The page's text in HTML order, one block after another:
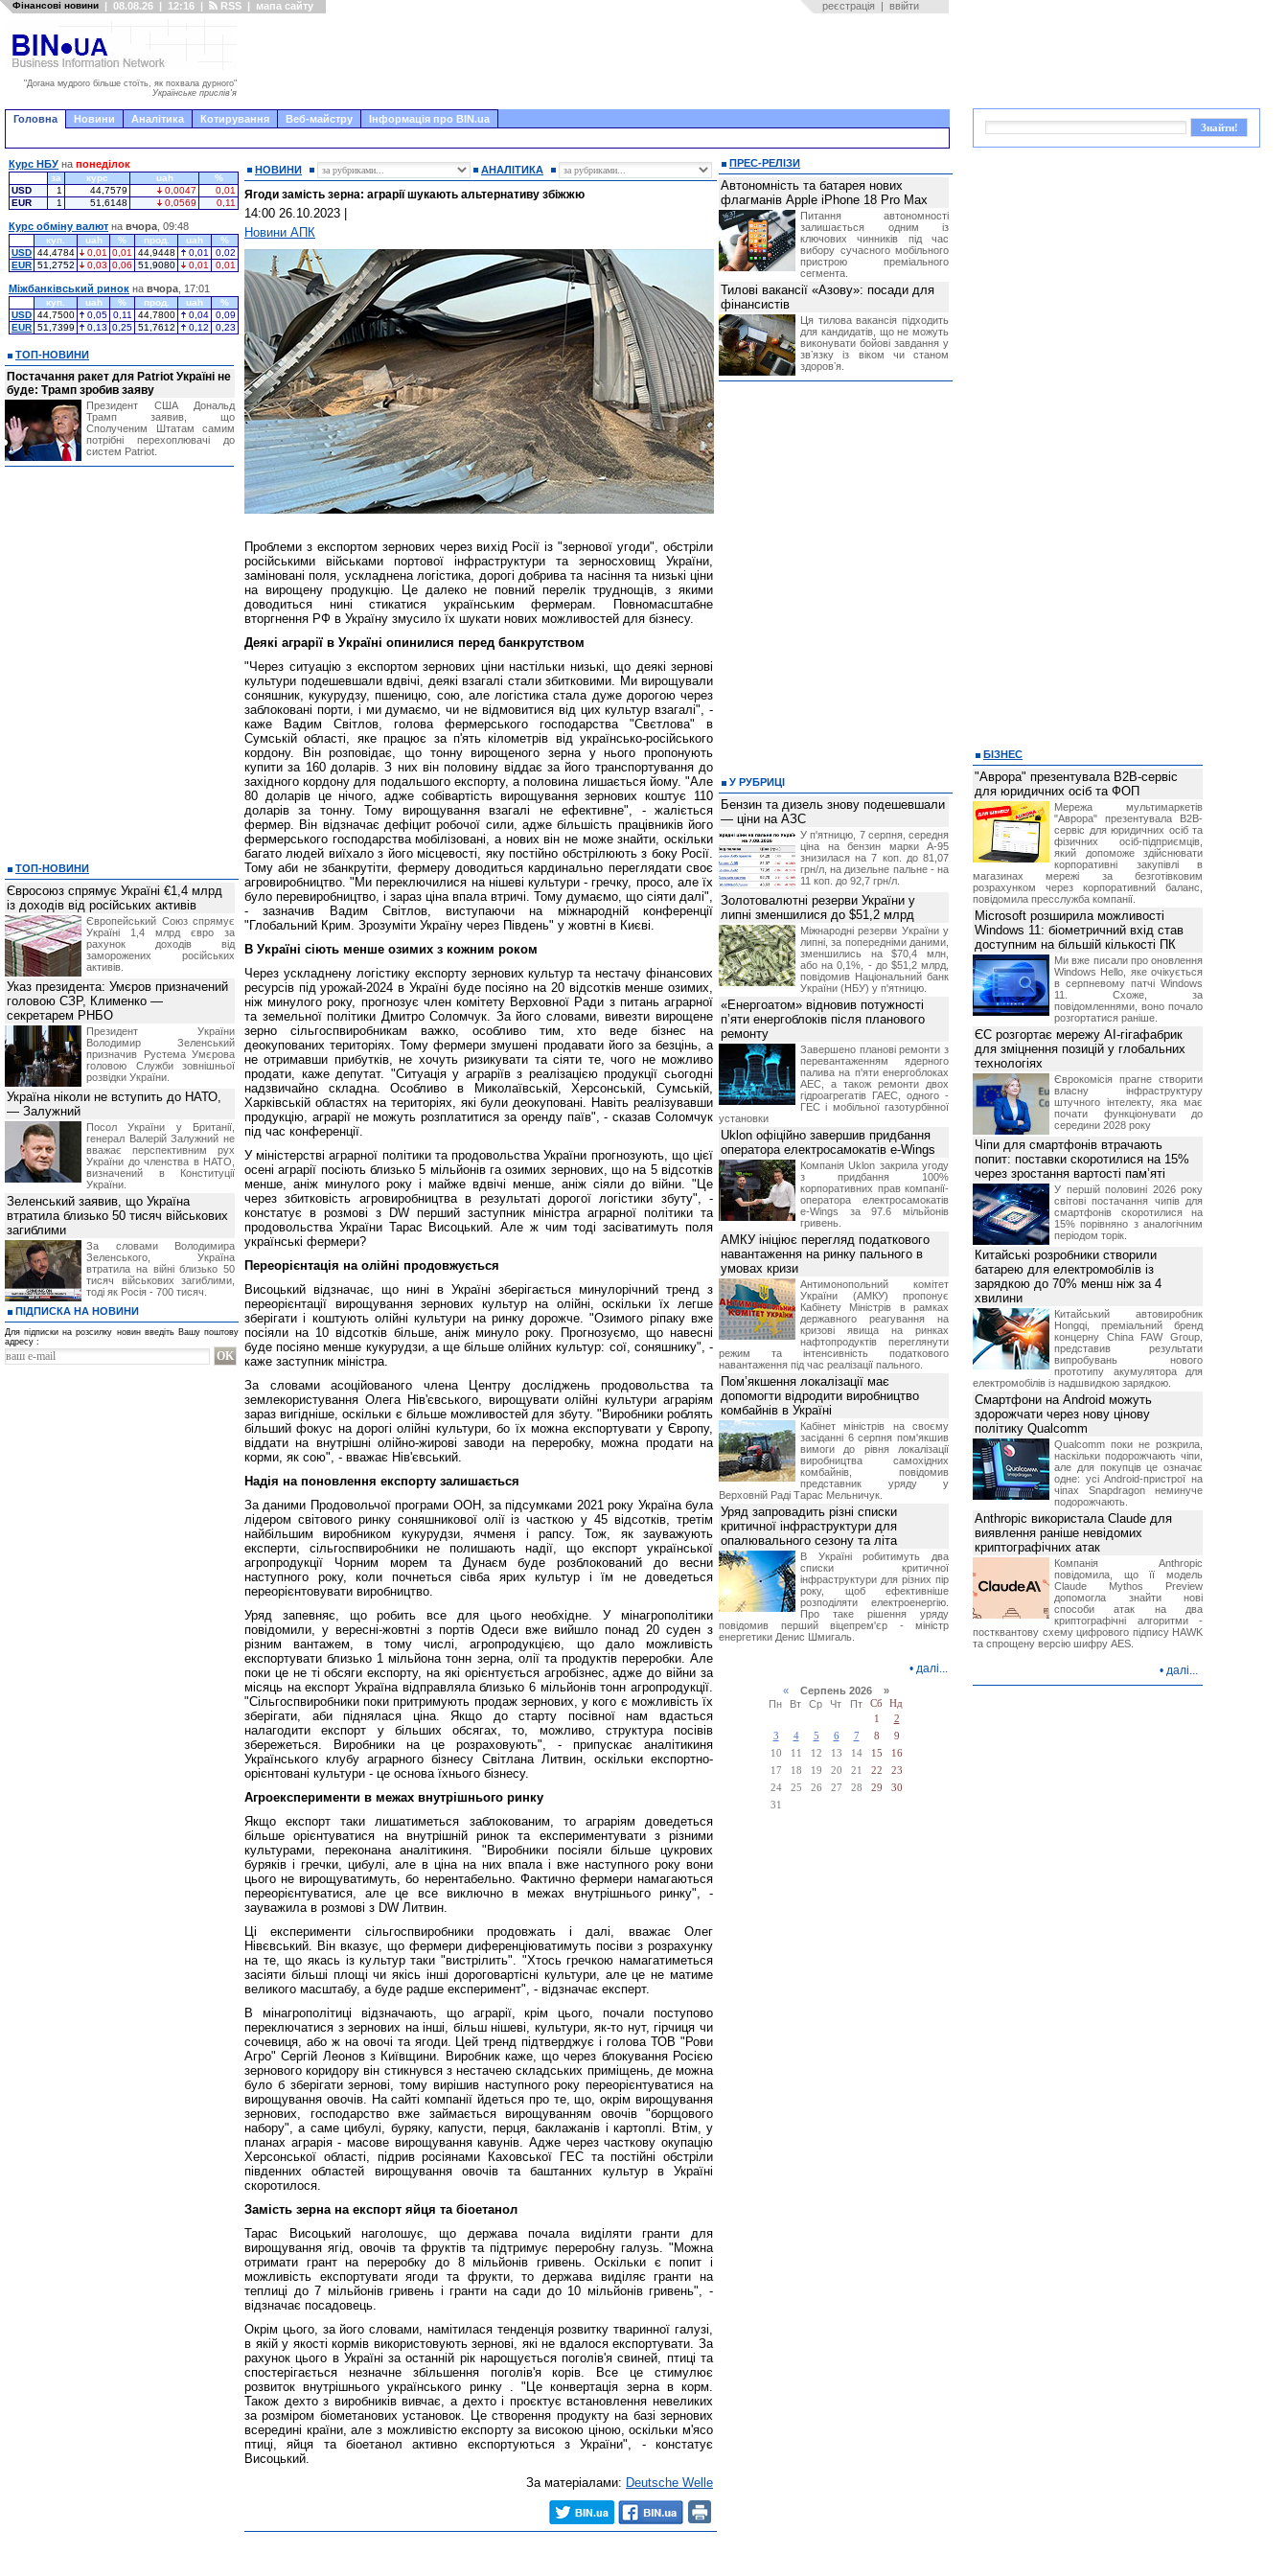
Фінансові новини | 08.08.26 | 12:16 | RSS | мапа сайту реєстрація | ввійти
"Догана мудрого більше стоїть, як похвала дурного"
Українське прислів'я
Головна Новини Аналітика Котирування Веб-майстру Інформація про BIN.ua
НОВИНИ АНАЛІТИКА
Ягоди замість зерна: аграрії шукають альтернативу збіжжю
14:00 26.10.2023
Новини АПК
Проблеми з експортом зернових через вихід Росії із "зернової угоди", обстріли
російськими військами портової інфраструктури та зерносховищ України,
заміновані поля, ускладнена логістика, дорогі добрива та насіння та низькі ціни
на вирощену продукцію. Це далеко не повний перелік труднощів, з якими
доводиться нині стикатися українським фермерам. Повномасштабне
вторгнення РФ в Україну змусило їх шукати нових можливостей для бізнесу.
Деякі аграрії в Україні опинилися перед банкрутством
"Через ситуацію з експортом зернових ціни настільки низькі, що деякі зернові
культури подешевшали вдвічі, деякі взагалі стали збитковими. Ми вирощували
соняшник, кукурудзу, пшеницю, сою, але логістика стала дуже дорогою через
заблоковані порти, і ми думаємо, чи не відмовитися від цих культур взагалі", -
каже Вадим Світлов, голова фермерського господарства "Свєтлова" в
Сумській області, яке працює за п'ять кілометрів від українсько-російського
кордону. Він розповідає, що тонну вирощеного зерна у нього пропонують
купити за 160 доларів. З них він половину віддає за його транспортування до
західного кордону для подальшого експорту, а половина лишається йому. "Але
80 доларів це нічого, адже собівартість вирощування зернових коштує 110
доларів за тонну. Тому вирощування взагалі не ефективне", - жаліється
фермер. Він відзначає дефіцит робочої сили, адже більшість працівників його
фермерського господарства мобілізовані, а нових він не може знайти, оскільки
багато людей виїхало з його місцевості, яку постійно обстрілюють з боку Росії.
Тому аби не збанкрутіти, фермеру доводиться кардинально переглядати своє
агровиробництво. "Ми переключилися на нішеві культури - гречку, просо, але їх
було перевиробництво, і зараз ціна впала втричі. Тому думаємо, що сіяти далі",
- зазначив Вадим Світлов, виступаючи на міжнародній конференції
"Глобальний Крим. Зрозуміти Україну через Південь" у жовтні в Києві.
В Україні сіють менше озимих з кожним роком
Через ускладнену логістику експорту зернових культур та нестачу фінансових
ресурсів під урожай-2024 в Україні буде посіяно на 20 відсотків менше озимих,
ніж минулого року, прогнозує член комітету Верховної Ради з питань аграрної
та земельної політики Дмитро Соломчук. За його словами, вивезти вирощене
зерно сільгоспвиробникам важко, особливо тим, хто веде бізнес на
деокупованих територіях. Тому фермери змушені продавати його за безцінь, а
не отримавши прибутків, не хочуть ризикувати та сіяти те, чого не можливо
продати, каже депутат. "Ситуація у аграріїв з реалізацією продукції сьогодні
надзвичайно складна. Особливо в Миколаївській, Херсонській, Сумській,
Харківській областях на територіях, які були деокуповані. Навіть реалізувавши
продукцію, аграрії не можуть розплатитися за оренду паїв", - сказав Соломчук
під час конференції.
У міністерстві аграрної політики та продовольства України прогнозують, що цієї
осені аграрії посіють близько 5 мільйонів га озимих зернових, що на 5 відсотків
менше, аніж минулого року і майже вдвічі менше, аніж сіяли до війни. "Це
через збитковість агровиробництва в результаті дорогої логістики збуту", -
констатує в розмові з DW перший заступник міністра аграрної політики та
продовольства України Тарас Висоцький. Але ж чим тоді засіватимуть поля
українські фермери?
Переорієнтація на олійні продовжується
Висоцький відзначає, що нині в Україні зберігається минулорічний тренд з
переорієнтації вирощування зернових культур на олійні, оскільки їх легше
зберігати і коштують олійні культури на ринку дорожче. "Озимого ріпаку вже
посіяли на 10 відсотків більше, аніж минуло року. Прогнозуємо, що навесні
буде посіяно менше кукурудзи, а ще більше олійних культур: сої, соняшнику", -
каже заступник міністра.
За словами асоційованого члена Центру досліджень продовольства та
землекористування Олега Нів'євського, вирощувати олійні культури аграріям
зараз вигідніше, оскільки є більше можливостей для збуту. "Виробники роблять
більший фокус на дорогі олійні культури, бо їх можна експортувати у Європу,
віддати на внутрішні олійно-жирові заводи на переробку, можна продати на
корми, як сою", - вважає Нів'євський.
Надія на поновлення експорту залишається
За даними Продовольчої програми ООН, за підсумками 2021 року Україна була
лідером світового ринку соняшникової олії із часткою у 45 відсотків, третім
найбільшим виробником кукурудзи, ячменя і рапсу. Тож, як зауважують
експерти, сільгоспвиробники не полишають надії, що експорт української
агропродукції Чорним морем та Дунаєм буде розблокований до весни
наступного року, коли почнеться сівба ярих культур і їм не доведеться
переорієнтовувати виробництво.
Уряд запевняє, що робить все для цього необхідне. У мінагрополітики
повідомили, у вересні-жовтні з портів Одеси вже вийшло понад 20 суден з
різним вантажем, в тому числі, агропродукцією, що дало можливість
експортувати близько 1 мільйона тонн зерна, олії та продуктів переробки. Але
поки це не ті обсяги експорту, на які орієнтується агробізнес, адже до війни за
місяць на експорт Україна відправляла близько 6 мільйонів тонн агропродукції.
"Сільгоспвиробники поки притримують продаж зернових, у кого є можливість їх
зберігати, аби піднялася ціна. Якщо до старту посівної нам вдасться
налагодити експорт у більших обсягах, то, можливо, структура посівів
збережеться. Виробники на це розраховують", - припускає аналітикиня
Українського клубу аграрного бізнесу Світлана Литвин, оскільки експортно-
орієнтовані культури - це основа їхнього бізнесу.
Агроексперименти в межах внутрішнього ринку
Якщо експорт таки лишатиметься заблокованим, то аграріям доведеться
більше орієнтуватися на внутрішній ринок та експериментувати з різними
культурами, переконана аналітикиня. "Виробники посіяли більше цукрових
буряків і гречки, цибулі, але в ціна на них впала і вже наступного року вони
цього не вирощуватимуть, бо нерентабельно. Фактично фермери намагаються
переорієнтуватися, але це все виключно в межах внутрішнього ринку", -
зауважила в розмові з DW Литвин.
Ці експерименти сільгоспвиробники продовжать і далі, вважає Олег
Нівєвський. Він вказує, що фермери диференціюватимуть посіви з розрахунку
на те, що якась із культур таки "вистрілить". "Хтось гречкою намагатиметься
засіяти більші площі чи якісь інші дороговартісні культури, але це не матиме
великого масштабу, а буде радше експеримент", - відзначає експерт.
В мінагрополітиці відзначають, що аграрії, крім цього, почали поступово
переключатися з зернових на інші, більш нішеві, культури, як-то нут, гірчиця чи
сочевиця, або ж на овочі та ягоди. Цей тренд підтверджує і голова ТОВ "Рови
Агро" Сергій Леонов з Київщини. Виробник каже, що через блокування Росією
зернового коридору він стикнувся з нестачею складських приміщень, де можна
було б зберігати зернові, тому вирішив наступного року переорієнтуватися на
вирощування овочів. На сайті компанії йдеться про те, що, окрім вирощування
зернових, господарство вже займається вирощуванням овочів "борщового
набору", а саме цибулі, буряку, капусти, перця, баклажанів і картоплі. Втім, у
планах аграрія - масове вирощування кавунів. Адже через часткову окупацію
Херсонської області, підрив росіянами Каховської ГЕС та постійні обстріли
південних областей вирощування овочів та баштанних культур в Україні
скоротилося.
Замість зерна на експорт яйця та біоетанол
Тарас Висоцький наголошує, що держава почала виділяти гранти для
вирощування ягід, овочів та фруктів та підтримує переробну галузь. "Можна
отримати грант на переробку до 8 мільйонів гривень. Оскільки є попит і
можливість експортувати ягоди та фрукти, то держава виділяє гранти на
теплиці до 7 мільйонів гривень і гранти на сади до 10 мільйонів гривень", -
відзначає посадовець.
Окрім цього, за його словами, намітилася тенденція розвитку тваринної галузі,
в якій у якості кормів використовують зернові, які не вдалося експортувати. За
рахунок цього в Україні за останній рік нарощується поголів'я свиней, птиці та
спостерігається незначне збільшення поголів'я корів. Все це стимулює
розвиток внутрішнього українського ринку . "Це конвертація зерна в корм.
Також дехто з виробників вивчає, а дехто і проєктує встановлення невеликих
за розміром біометанових установок. Це створення продукту на базі зернових
всередині країни, але з можливістю експорту за високою ціною, оскільки м'ясо
птиці, яйця та біоетанол активно експортуються з України", - констатує
Висоцький.
За матеріалами: Deutsche Welle
Курс НБУ на понеділок
за курс uah
%
USD
1 44,7579 0,0047
0,01
EUR
1 51,6148 0,0569 0,11
Курс обміну валют на вчора , 09:48
куп. uah % прод. uah
%
USD 44,4784 0,01 0,01 44,9448 0,01
0,02
EUR 51,2752 0,03 0,06 51,9080 0,01 0,01
Міжбанківський ринок на вчора , 17:01
куп. uah % прод. uah
%
USD 44,7500 0,05 0,11 44,7800 0,04
0,09
EUR 51,7399 0,13 0,25 51,7612 0,12 0,23
ТОП-НОВИНИ
Постачання ракет для Patriot Україні не
буде: Трамп зробив заяву
Президент США Дональд
Трамп заявив, що
Сполученим Штатам самим
потрібні перехоплювачі до
систем Patriot.
ТОП-НОВИНИ
Євросоюз спрямує Україні €1,4 млрд
із доходів від російських активів
Європейський Союз спрямує
Україні 1,4 млрд євро за
рахунок доходів від
заморожених російських
активів.
Указ президента: Умєров призначений
головою СЗР, Клименко —
секретарем РНБО
Президент України
Володимир Зеленський
призначив Pустема Умєрова
головою Служби зовнішньої
розвідки України.
Україна ніколи не вступить до НАТО,
— Залужний
Посол України у Британії,
генерал Валерій Залужний не
вважає перспективним рух
України до членства в НАТО,
визначений в Конституції
України.
Зеленський заявив, що Україна
втратила близько 50 тисяч військових
загиблими
За словами Володимира
Зеленського, Україна
втратила на війні близько 50
тисяч військових загиблими,
тоді як Росія - 700 тисяч.
ПІДПИСКА НА НОВИНИ
Для підписки на розсилку новин введіть Вашу поштову
адресу :
ПРЕС-РЕЛІЗИ
Автономність та батарея нових
флагманів Apple iPhone 18 Pro Max
Питання автономності
залишається одним із
ключових чинників під час
вибору сучасного мобільного
пристрою преміального
сегмента.
Тилові вакансії «Азову»: посади для
фінансистів
Ця тилова вакансія підходить
для кандидатів, що не можуть
виконувати бойові завдання у
звʼязку із віком чи станом
здоровʼя.
У РУБРИЦІ
Бензин та дизель знову подешевшали
— ціни на АЗС
У п'ятницю, 7 серпня, середня
ціна на бензин марки А-95
знизилася на 7 коп. до 81,07
грн/л, на дизельне пальне - на
11 коп. до 92,7 грн/л.
Золотовалютні резерви України у
липні зменшилися до $51,2 млрд
Міжнародні резерви України у
липні, за попередніми даними,
зменшились на $70,4 млн,
або на 0,1%, - до $51,2 млрд,
повідомив Національний банк
України (НБУ) у п'ятницю.
«Енергоатом» відновив потужності
п’яти енергоблоків після планового
ремонту
Завершено планові ремонти з
перевантаженням ядерного
палива на п'яти енергоблоках
АЕС, а також ремонти двох
гідроагрегатів ГАЕС, одного -
ГЕС і мобільної газотурбінної
установки
Uklon офіційно завершив придбання
оператора електросамокатів e-Wings
Компанія Uklon закрила угоду
з придбання 100%
корпоративних прав компанії-
оператора електросамокатів
e-Wings за 97.6 мільйонів
гривень.
АМКУ ініціює перегляд податкового
навантаження на ринку пального в
умовах кризи
Антимонопольний комітет
України (АМКУ) пропонує
Кабінету Міністрів в рамках
державного реагування на
кризові явища на ринках
нафтопродуктів переглянути
режим та інтенсивність податкового
навантаження під час реалізації пального.
Пом’якшення локалізації має
допомогти відродити виробництво
комбайнів в Україні
Кабінет міністрів на своєму
засіданні 6 серпня пом'якшив
вимоги до рівня локалізації
виробництва самохідних
комбайнів, повідомив
представник уряду у
Верховній Раді Тарас Мельничук.
Уряд запровадить різні списки
критичної інфраструктури для
опалювального сезону та літа
В Україні робитимуть два
списки критичної
інфраструктури для різних пір
року, щоб ефективніше
розподіляти електроенергію.
Про таке рішення уряду
повідомив перший віцепрем'єр - міністр
енергетики Денис Шмигаль.
• далі...
«Серпень 2026 »
Пн
Вт Ср Чт Пт Сб
Нд
1
2
3
4 5 6 7 8
9
10
11 12 13 14 15
16
17
18 19 20 21 22
23
24
25 26 27 28 29
30
31
БІЗНЕС
"Аврора" презентувала B2B-сервіс
для юридичних осіб та ФОП
Мережа мультимаркетів
"Аврора" презентувала B2B-
сервіс для юридичних осіб та
фізичних осіб-підприємців,
який допоможе здійснювати
корпоративні закупівлі в
магазинах мережі за безготівковим
розрахунком через корпоративний баланс,
повідомила пресслужба компанії.
Microsoft розширила можливості
Windows 11: біометричний вхід став
доступним на більшій кількості ПК
Ми вже писали про оновлення
Windows Hello, яке очікується
в серпневому патчі Windows
11. Схоже, за
повідомленнями, воно почало
розгортатися раніше.
ЄС розгортає мережу AI-гігафабрик
для зміцнення позицій у глобальних
технологіях
Єврокомісія прагне створити
власну інфраструктуру
штучного інтелекту, яка має
почати функціонувати до
середини 2028 року
Чіпи для смартфонів втрачають
попит: поставки скоротилися на 15%
через зростання вартості пам’яті
У першій половині 2026 року
світові постачання чипів для
смартфонів скоротилися на
15% порівняно з аналогічним
періодом торік.
Китайські розробники створили
батарею для електромобілів із
зарядкою до 70% менш ніж за 4
хвилини
Китайський автовиробник
Hongqi, преміальний бренд
концерну China FAW Group,
представив результати
випробувань нового
прототипу акумулятора для
електромобілів із надшвидкою зарядкою.
Смартфони на Android можуть
здорожчати через нову цінову
політику Qualcomm
Qualcomm поки не розкрила,
наскільки подорожчають чіпи,
але для покупців це означає
одне: усі Android-пристрої на
чіпах Snapdragon неминуче
подорожчають.
Anthropic використала Claude для
виявлення раніше невідомих
криптографічних атак
Компанія Anthropic
повідомила, що її модель
Claude Mythos Preview
допомогла знайти нові
способи атак на два
криптографічні алгоритми -
постквантову схему цифрового підпису HAWK
та спрощену версію шифру AES.
• далі...